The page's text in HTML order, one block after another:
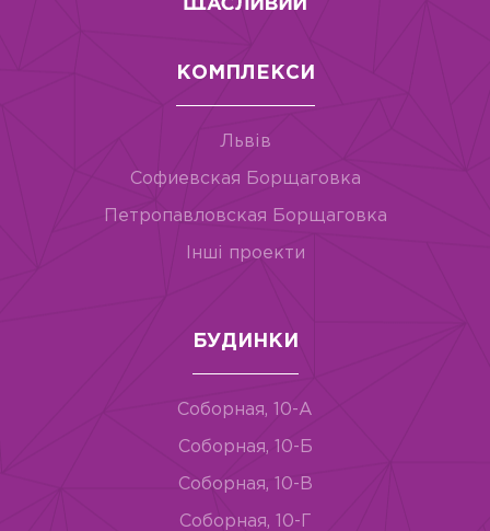
КОМПЛЕКСИ
Львів
Софиевская Борщаговка
Петропавловская Борщаговка
Інші проекти
БУДИНКИ
Соборная, 10-А
Соборная, 10-Б
Соборная, 10-В
Соборная, 10-Г